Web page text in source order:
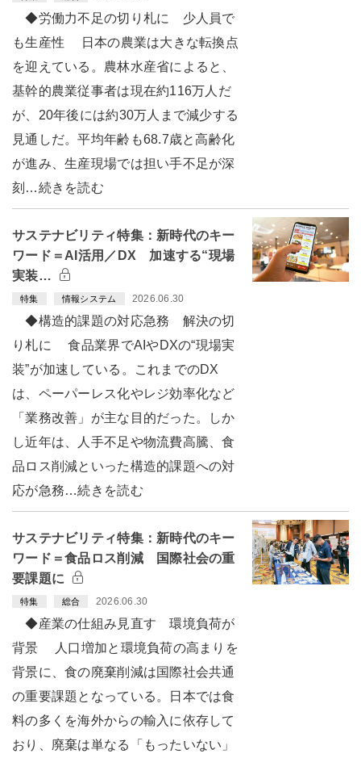
◆労働力不足の切り札に 少人員で
も生産性 日本の農業は大きな転換点
を迎えている。農林水産省によると、
基幹的農業従事者は現在約116万人だ
が、20年後には約30万人まで減少する
見通しだ。平均年齢も68.7歳と高齢化
が進み、生産現場では担い手不足が深
刻…続きを読む
サステナビリティ特集：新時代のキー
ワード＝AI活用／DX 加速する“現場
実装…
特集 情報システム 2026.06.30
◆構造的課題の対応急務 解決の切
り札に 食品業界でAIやDXの“現場実
装”が加速している。これまでのDX
は、ペーパーレス化やレジ効率化など
「業務改善」が主な目的だった。しか
し近年は、人手不足や物流費高騰、食
品ロス削減といった構造的課題への対
応が急務…続きを読む
サステナビリティ特集：新時代のキー
ワード＝食品ロス削減 国際社会の重
要課題に
特集 総合 2026.06.30
◆産業の仕組み見直す 環境負荷が
背景 人口増加と環境負荷の高まりを
背景に、食の廃棄削減は国際社会共通
の重要課題となっている。日本では食
料の多くを海外からの輸入に依存して
おり、廃棄は単なる「もったいない」